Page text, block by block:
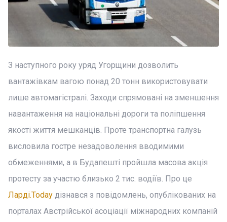
З наступного року уряд Угорщини дозволить
вантажівкам вагою понад 20 тонн використовувати
лише автомагістралі. Заходи спрямовані на зменшення
навантаження на національні дороги та поліпшення
якості життя мешканців. Проте транспортна галузь
висловила гостре незадоволення вводимими
обмеженнями, а в Будапешті пройшла масова акція
протесту за участю близько 2 тис. водіїв. Про це
Ларді.Today дізнався з повідомлень, опублікованих на
порталах Австрійської асоціації міжнародних компаній